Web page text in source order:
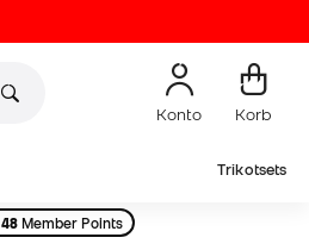
Konto Korb
Trikotsets
48Member Points